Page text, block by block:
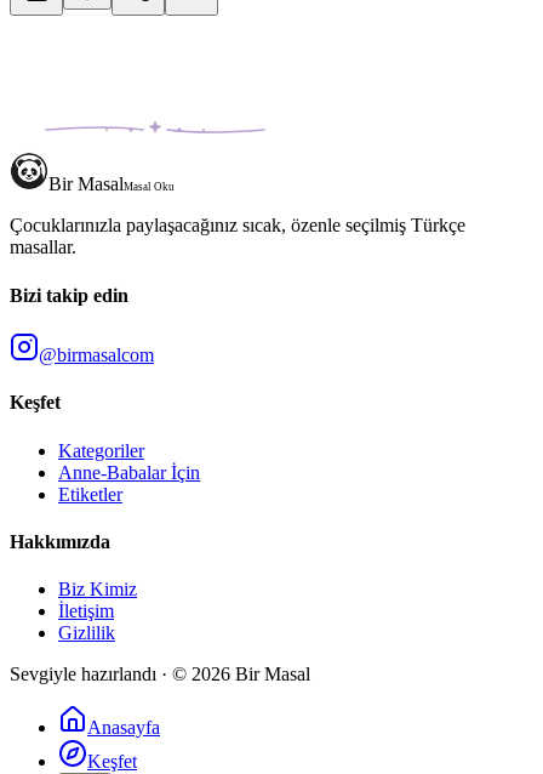
Bir MasalMasal Oku
Çocuklarınızla paylaşacağınız sıcak, özenle seçilmiş Türkçe
masallar.
Bizi takip edin
@birmasalcom
Keşfet
Kategoriler
Anne-Babalar İçin
Etiketler
Hakkımızda
Biz Kimiz
İletişim
Gizlilik
Sevgiyle hazırlandı · © 2026 Bir Masal
Anasayfa
Keşfet